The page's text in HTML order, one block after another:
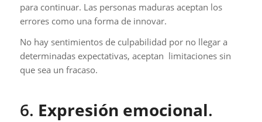
para continuar. Las personas maduras aceptan los
errores como una forma de innovar.
No hay sentimientos de culpabilidad por no llegar a
determinadas expectativas, aceptan limitaciones sin
que sea un fracaso.
6. Expresión emocional.